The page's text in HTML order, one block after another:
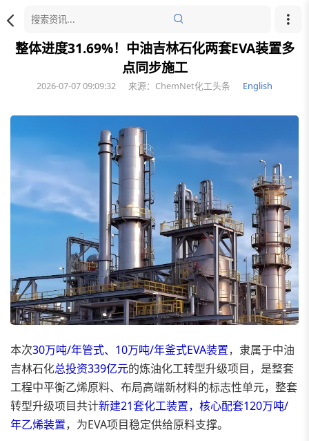
整体进度31.69%！中油吉林石化两套EVA装置多
点同步施工
2026-07-07 09:09:32 来源：ChemNet化工头条 English
本次30万吨/年管式、10万吨/年釜式EVA装置，隶属于中油
吉林石化总投资339亿元的炼油化工转型升级项目，是整套
工程中平衡乙烯原料、布局高端新材料的标志性单元，整套
转型升级项目共计新建21套化工装置，核心配套120万吨/
年乙烯装置，为EVA项目稳定供给原料支撑。